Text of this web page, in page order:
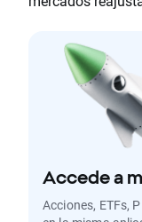
Accede a
Acciones, ETFs,